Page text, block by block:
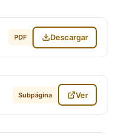
PDF Descargar
Subpágina Ver